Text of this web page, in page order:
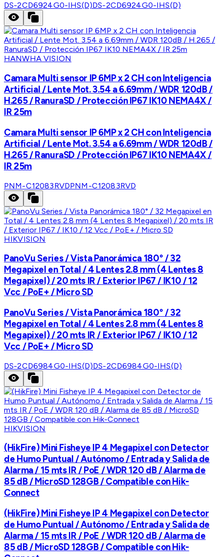
DS-2CD6924G0-IHS(D)DS-2CD6924G0-IHS(D)
HANWHA VISION
Camara Multi sensor IP 6MP x 2 CH con Inteligencia
Artificial / Lente Mot. 3.54 a 6.69mm / WDR 120dB /
H.265 / RanuraSD / Protección IP67 IK10 NEMA4X /
IR 25m
Camara Multi sensor IP 6MP x 2 CH con Inteligencia
Artificial / Lente Mot. 3.54 a 6.69mm / WDR 120dB /
H.265 / RanuraSD / Protección IP67 IK10 NEMA4X /
IR 25m
PNM-C12083RVDPNM-C12083RVD
HIKVISION
PanoVu Series / Vista Panorámica 180° / 32
Megapixel en Total / 4 Lentes 2.8 mm (4 Lentes 8
Megapixel) / 20 mts IR / Exterior IP67 / IK10 / 12
Vcc / PoE+ / Micro SD
PanoVu Series / Vista Panorámica 180° / 32
Megapixel en Total / 4 Lentes 2.8 mm (4 Lentes 8
Megapixel) / 20 mts IR / Exterior IP67 / IK10 / 12
Vcc / PoE+ / Micro SD
DS-2CD6984G0-IHS(D)DS-2CD6984G0-IHS(D)
HIKVISION
(HikFire) Mini Fisheye IP 4 Megapixel con Detector
de Humo Puntual / Autónomo / Entrada y Salida de
Alarma / 15 mts IR / PoE / WDR 120 dB / Alarma de
85 dB / MicroSD 128GB / Compatible con Hik-
Connect
(HikFire) Mini Fisheye IP 4 Megapixel con Detector
de Humo Puntual / Autónomo / Entrada y Salida de
Alarma / 15 mts IR / PoE / WDR 120 dB / Alarma de
85 dB / MicroSD 128GB / Compatible con Hik-